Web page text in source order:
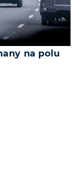
na polu